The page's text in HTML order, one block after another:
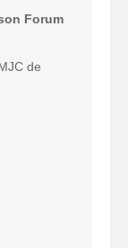
Forum
de